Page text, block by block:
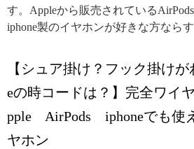
す。Appleから販売されている
iphone製のイヤホンが好きな方なら
【シュア掛け？フック掛け
eの時コードは？】完全ワイ
pple AirPods iphoneでも使
ヤホン